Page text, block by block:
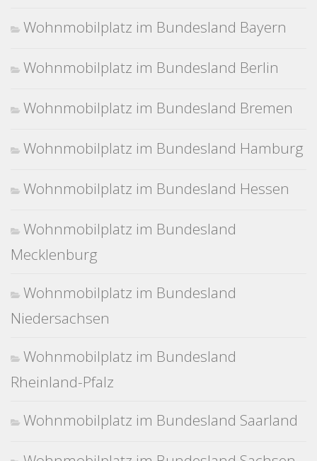
Wohnmobilplatz im Bundesland Bayern
Wohnmobilplatz im Bundesland Berlin
Wohnmobilplatz im Bundesland Bremen
Wohnmobilplatz im Bundesland Hamburg
Wohnmobilplatz im Bundesland Hessen
Wohnmobilplatz im Bundesland
Mecklenburg
Wohnmobilplatz im Bundesland
Niedersachsen
Wohnmobilplatz im Bundesland
Rheinland-Pfalz
Wohnmobilplatz im Bundesland Saarland